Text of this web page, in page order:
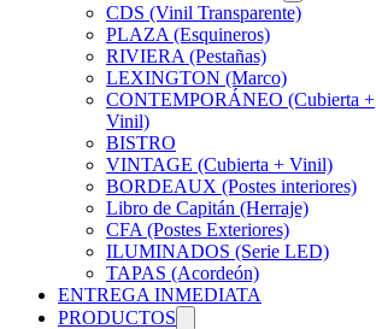
CDS (Vinil Transparente)
PLAZA (Esquineros)
RIVIERA (Pestañas)
LEXINGTON (Marco)
CONTEMPORÁNEO (Cubierta +
Vinil)
BISTRO
VINTAGE (Cubierta + Vinil)
BORDEAUX (Postes interiores)
Libro de Capitán (Herraje)
CFA (Postes Exteriores)
ILUMINADOS (Serie LED)
TAPAS (Acordeón)
ENTREGA INMEDIATA
PRODUCTOS